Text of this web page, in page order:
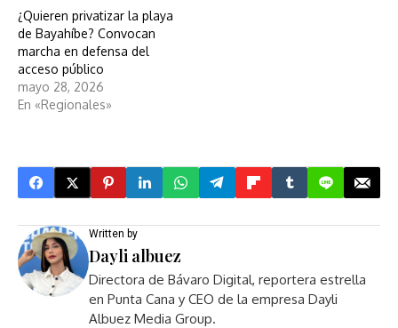
¿Quieren privatizar la playa
de Bayahíbe? Convocan
marcha en defensa del
acceso público
mayo 28, 2026
En «Regionales»
Written by
Dayli albuez
Directora de Bávaro Digital, reportera estrella
en Punta Cana y CEO de la empresa Dayli
Albuez Media Group.